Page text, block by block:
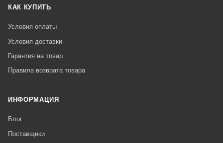
КАК КУПИТЬ
Условия оплаты
Условия доставки
Гарантия на товар
Правила возврата товара
ИНФОРМАЦИЯ
Блог
Поставщики